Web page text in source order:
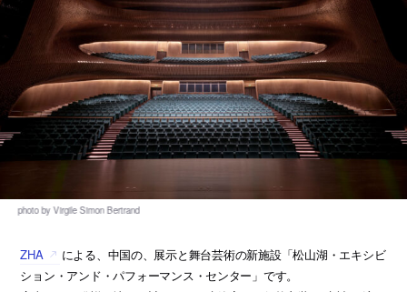
ZHA
による、中国の、展示と舞台芸術の新施設「松山湖・エキシビ
ション・アンド・パフォーマンス・センター」です。